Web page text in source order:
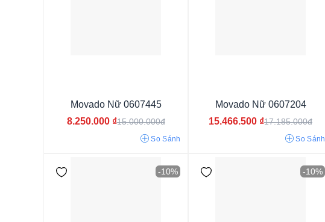
Từ 30 - 50 triệu Từ 50 - 80 triệu
Movado Nữ 0607445
8.250.000 ₫15.000.000đ
So Sánh
Movado Nữ 0607204
15.466.500 ₫17.185.000đ
So Sánh
-10% -10%